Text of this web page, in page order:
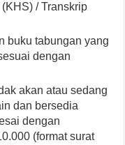
/ Transkrip
buku tabungan yang
dengan
akan atau sedang
dan bersedia
dengan
(format surat